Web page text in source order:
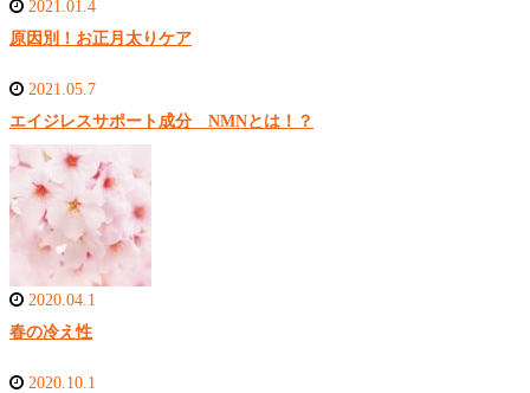
2021.01.4
原因別！お正月太りケア
2021.05.7
エイジレスサポート成分 NMNとは！？
2020.04.1
春の冷え性
2020.10.1